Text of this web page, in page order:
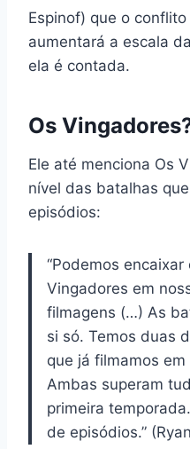
Espinof) que o
aumentará a escala
ela é contada.
Os
Ele até menciona Os
nível das batalhas
episódios:
“Podemos
Vingadores em
filmagens (…) As
si só. Temos duas
que já filmamos
Ambas superam
primeira
de episódios.”